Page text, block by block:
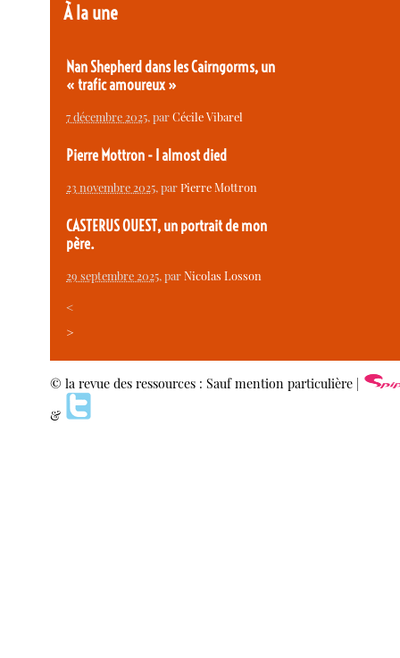
À la une
Nan Shepherd dans les Cairngorms, un
« trafic amoureux »
7 décembre 2025, parCécile Vibarel
Pierre Mottron - I almost died
23 novembre 2025, parPierre Mottron
CASTERUS OUEST, un portrait de mon
père.
29 septembre 2025, parNicolas Losson
<
>
© la revue des ressources : Sauf mention particulière |
&